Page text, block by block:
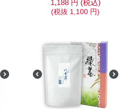
1,188 円 (税込)
(税抜 1,100 円)